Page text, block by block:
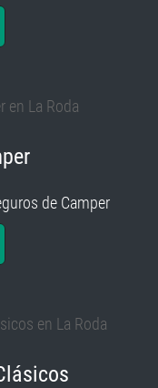
de Camper